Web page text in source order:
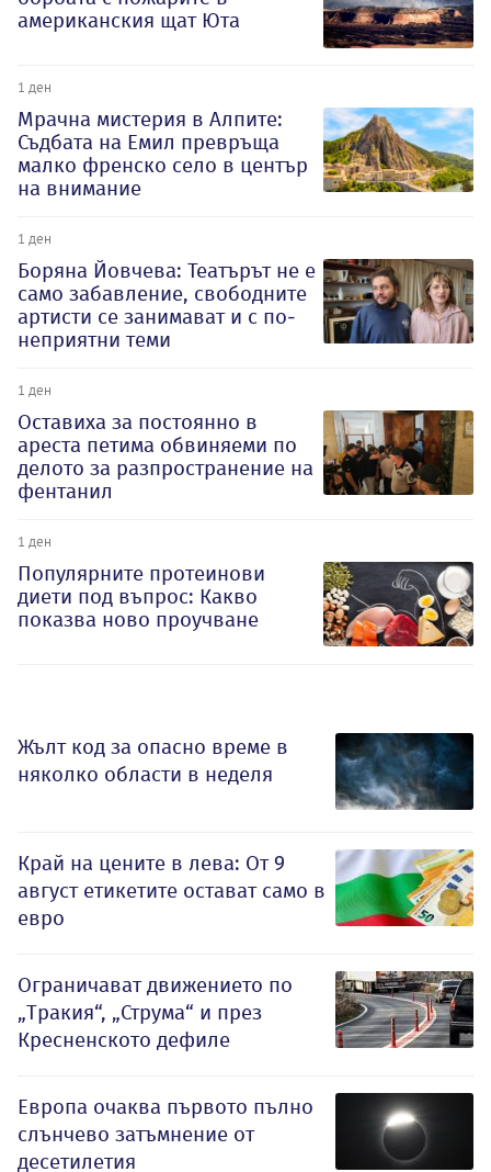
американския щат Юта
1 ден
Мрачна мистерия в Алпите:
Съдбата на Емил превръща
малко френско село в център
на внимание
1 ден
Боряна Йовчева: Театърът не е
само забавление, свободните
артисти се занимават и с по-
неприятни теми
1 ден
Оставиха за постоянно в
ареста петима обвиняеми по
делото за разпространение на
фентанил
1 ден
Популярните протеинови
диети под въпрос: Какво
показва ново проучване
Жълт код за опасно време в
няколко области в неделя
Край на цените в лева: От 9
август етикетите остават само в
евро
Ограничават движението по
„Тракия“, „Струма“ и през
Кресненското дефиле
Европа очаква първото пълно
слънчево затъмнение от
десетилетия